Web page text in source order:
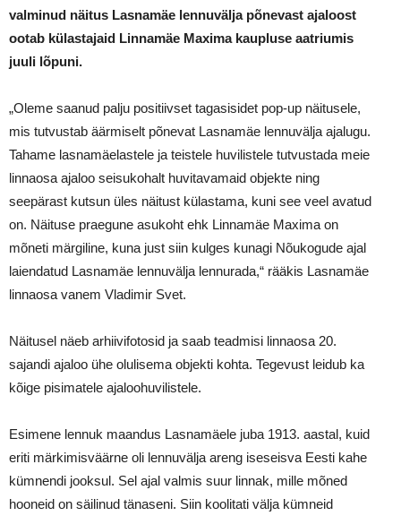
valminud näitus Lasnamäe lennuvälja põnevast ajaloost
ootab külastajaid Linnamäe Maxima kaupluse aatriumis
juuli lõpuni.
„Oleme saanud palju positiivset tagasisidet pop-up näitusele,
mis tutvustab äärmiselt põnevat Lasnamäe lennuvälja ajalugu.
Tahame lasnamäelastele ja teistele huvilistele tutvustada meie
linnaosa ajaloo seisukohalt huvitavamaid objekte ning
seepärast kutsun üles näitust külastama, kuni see veel avatud
on. Näituse praegune asukoht ehk Linnamäe Maxima on
mõneti märgiline, kuna just siin kulges kunagi Nõukogude ajal
laiendatud Lasnamäe lennuvälja lennurada,“ rääkis Lasnamäe
linnaosa vanem Vladimir Svet.
Näitusel näeb arhiivifotosid ja saab teadmisi linnaosa 20.
sajandi ajaloo ühe olulisema objekti kohta. Tegevust leidub ka
kõige pisimatele ajaloohuvilistele.
Esimene lennuk maandus Lasnamäele juba 1913. aastal, kuid
eriti märkimisväärne oli lennuvälja areng iseseisva Eesti kahe
kümnendi jooksul. Sel ajal valmis suur linnak, mille mõned
hooneid on säilinud tänaseni. Siin koolitati välja kümneid